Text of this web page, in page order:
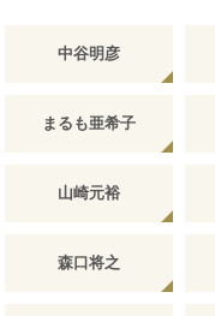
中谷明彦
まるも亜希子
山崎元裕
森口将之